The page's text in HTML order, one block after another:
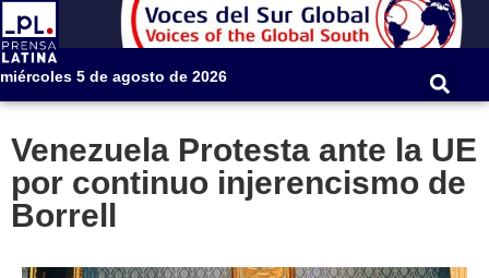
miércoles 5 de agosto de 2026
Venezuela Protesta ante la UE
por continuo injerencismo de
Borrell